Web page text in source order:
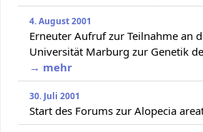
4. August 2001
Erneuter Aufruf zur Teilnahme an
Universität Marburg zur Genetik
→ mehr
30. Juli 2001
Start des Forums zur Alopecia